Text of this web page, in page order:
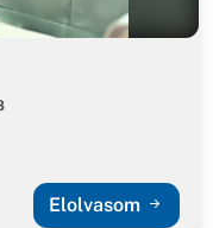
Elolvasom